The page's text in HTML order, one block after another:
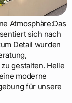
Atmosphäre:Das
sich nach
Detail wurden
gestalten. Helle
moderne
für unsere